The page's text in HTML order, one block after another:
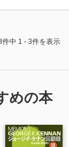
件中 1 - 3件を表示
めの本